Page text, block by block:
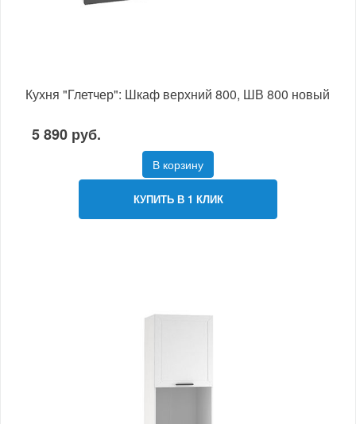
Кухня "Глетчер": Шкаф верхний 800, ШВ 800 новый
5 890 руб.
В корзину
КУПИТЬ В 1 КЛИК